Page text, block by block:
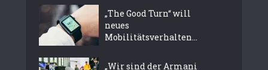
„The Good Turn“ will
neues
Mobilitätsverhalten...
„Wir sind der Armani